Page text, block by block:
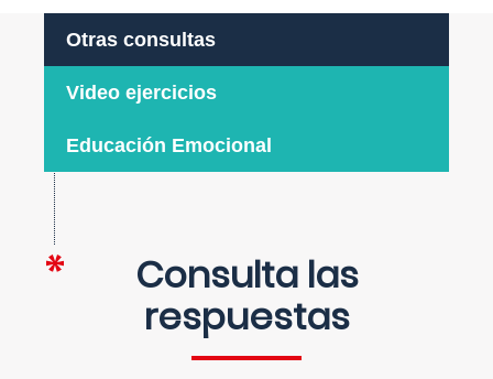
Otras consultas
Video ejercicios
Educación Emocional
Consulta las
respuestas